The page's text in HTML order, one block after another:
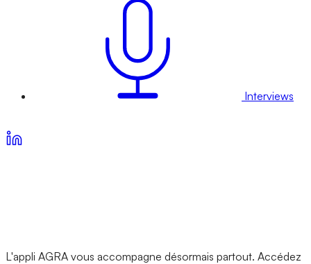
Interviews
L'appli AGRA vous accompagne désormais partout. Accédez